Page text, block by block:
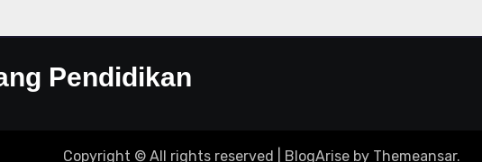
Pendidikan
Copyright © All rights reserved BlogAriseby Themeansar.